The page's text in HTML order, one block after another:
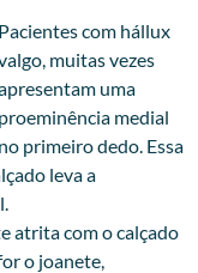
Pacientes com hállux
muitas vezes
uma
proeminência medial
no primeiro dedo. Essa
leva a
atrita com o calçado
o joanete,